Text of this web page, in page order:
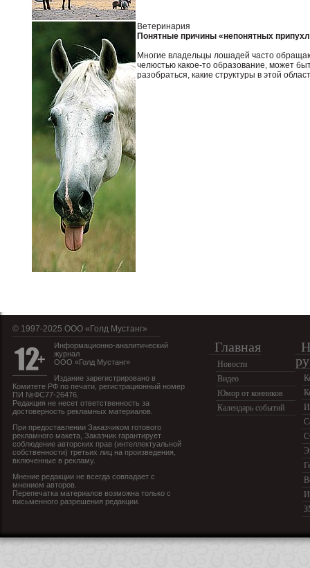
Ветеринария
Понятные причины «непонятных
Многие владельцы лошадей часто
челюстью какое-то образование, может
разобраться, какие структуры в этой
© 1997-2025 OOO «Голд Мустанг»
Информационно-аналитический
журнал
ООО «Голд Мустанг»
Издание зарегистрировано в
Комитете РФ по печати, регистрационный номер
ПИ №ФС77-26476.
Редакция не несет ответственность за
достоверность рекламных материалов.
При предоставлении Заказчиком готового
рекламного макета, Заказчик гарантирует
соблюдение авторских прав (интеллектуальной
собственности) третьих лиц на произведения,
включенные в рекламу.
Мнение редакции не всегда совпадает с
мнением авторов.
Перепечатка материалов возможна только с
письменного разрешения редакции.
Главная
Новости
Видео
Юмор от конников
Календарь событий